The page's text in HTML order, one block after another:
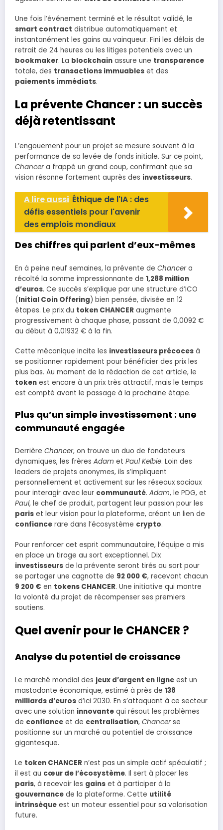
Une fois l’événement terminé et le résultat validé, le
smart contract distribue automatiquement et
instantanément les gains au vainqueur. Fini les délais de
retrait de 24 heures ou les litiges potentiels avec un
bookmaker. La blockchain assure une transparence
totale, des transactions immuables et des
paiements immédiats.
La prévente Chancer : un succès
déjà retentissant
L’engouement pour un projet se mesure souvent à la
performance de sa levée de fonds initiale. Sur ce point,
Chancera frappé un grand coup, confirmant que sa
vision résonne fortement auprès des investisseurs.
A lire aussi Éthique de l'IA : des
défis essentiels pour l'avenir
des emplois mondiaux
Des chiffres qui parlent d’eux-mêmes
En à peine neuf semaines, la prévente de Chancera
récolté la somme impressionnante de 1,288 million
d’euros. Ce succès s’explique par une structure d’ICO
(Initial Coin Offering) bien pensée, divisée en 12
étapes. Le prix du token CHANCER augmente
progressivement à chaque phase, passant de 0,0092 €
au début à 0,01932 € à la fin.
Cette mécanique incite les investisseurs précoces à
se positionner rapidement pour bénéficier des prix les
plus bas. Au moment de la rédaction de cet article, le
token est encore à un prix très attractif, mais le temps
est compté avant le passage à la prochaine étape.
Plus qu’un simple investissement : une
communauté engagée
Derrière Chancer, on trouve un duo de fondateurs
dynamiques, les frères Adam et Paul Kelbie. Loin des
leaders de projets anonymes, ils s’impliquent
personnellement et activement sur les réseaux sociaux
pour interagir avec leur communauté. Adam, le PDG, et
Paul, le chef de produit, partagent leur passion pour les
paris et leur vision pour la plateforme, créant un lien de
confiance rare dans l’écosystème crypto.
Pour renforcer cet esprit communautaire, l’équipe a mis
en place un tirage au sort exceptionnel. Dix
investisseurs de la prévente seront tirés au sort pour
se partager une cagnotte de 92 000 €, recevant chacun
9 200 € en tokens CHANCER. Une initiative qui montre
la volonté du projet de récompenser ses premiers
soutiens.
Quel avenir pour le CHANCER ?
Analyse du potentiel de croissance
Le marché mondial des jeux d’argent en ligne est un
mastodonte économique, estimé à près de 138
milliards d’euros d’ici 2030. En s’attaquant à ce secteur
avec une solution innovante qui résout les problèmes
de confiance et de centralisation, Chancerse
positionne sur un marché au potentiel de croissance
gigantesque.
Le token CHANCER n’est pas un simple actif spéculatif ;
il est au cœur de l’écosystème. Il sert à placer les
paris, à recevoir les gains et à participer à la
gouvernance de la plateforme. Cette utilité
intrinsèque est un moteur essentiel pour sa valorisation
future.